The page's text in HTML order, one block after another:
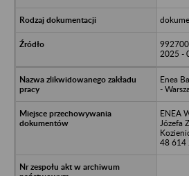
2025 -
Enea
-
ENEA
Józefa
48 614